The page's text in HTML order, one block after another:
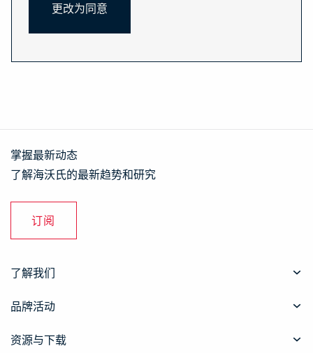
更改为同意
掌握最新动态
了解海沃氏的最新趋势和研究
订阅
了解我们
品牌活动
资源与下载